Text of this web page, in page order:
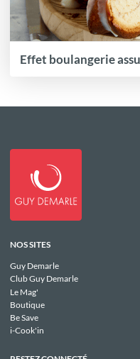
Effet boulangerie
NOS SITES
Guy Demarle
Club Guy Demarle
Le Mag'
Boutique
Be Save
i-Cook'in